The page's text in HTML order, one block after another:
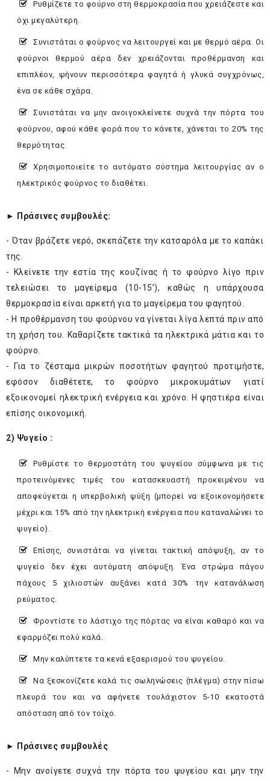
Ρυθμίζετε το φούρνο στη θερμοκρασία που χρειάζεστε και
όχι μεγαλύτερη.
Συνιστάται ο φούρνος να λειτουργεί και με θερμό αέρα. Οι
φούρνοι θερμού αέρα δεν χρειάζονται προθέρμανση και
επιπλέον, ψήνουν περισσότερα φαγητά ή γλυκά συγχρόνως,
ένα σε κάθε σχάρα.
Συνιστάται να μην ανοιγοκλείνετε συχνά την πόρτα του
φούρνου, αφού κάθε φορά που το κάνετε, χάνεται το 20% της
θερμότητας.
Χρησιμοποιείτε το αυτόματο σύστημα λειτουργίας αν ο
ηλεκτρικός φούρνος το διαθέτει.
► Πράσινες συμβουλές:
- Όταν βράζετε νερό, σκεπάζετε την κατσαρόλα με το καπάκι
της.
- Κλείνετε την εστία της κουζίνας ή το φούρνο λίγο πριν
τελειώσει το μαγείρεμα (10-15’), καθώς η υπάρχουσα
θερμοκρασία είναι αρκετή για το μαγείρεμα του φαγητού.
- Η προθέρμανση του φούρνου να γίνεται λίγα λεπτά πριν από
τη χρήση του. Καθαρίζετε τακτικά τα ηλεκτρικά μάτια και το
φούρνο.
- Για το ζέσταμα μικρών ποσοτήτων φαγητού προτιμήστε,
εφόσον διαθέτετε, το φούρνο μικροκυμάτων γιατί
εξοικονομεί ηλεκτρική ενέργεια και χρόνο. Η ψηστιέρα είναι
επίσης οικονομική.
2) Ψυγείο :
Ρυθμίστε το θερμοστάτη του ψυγείου σύμφωνα με τις
προτεινόμενες τιμές του κατασκευαστή προκειμένου να
αποφεύγεται η υπερβολική ψύξη (μπορεί να εξοικονομήσετε
μέχρι και 15% από την ηλεκτρική ενέργεια που καταναλώνει το
ψυγείο).
Επίσης, συνιστάται να γίνεται τακτική απόψυξη, αν το
ψυγείο δεν έχει αυτόματη απόψυξη. Ένα στρώμα πάγου
πάχους 5 χιλιοστών αυξάνει κατά 30% την κατανάλωση
ρεύματος.
Φροντίστε το λάστιχο της πόρτας να είναι καθαρό και να
εφαρμόζει πολύ καλά.
Μην καλύπτετε τα κενά εξαερισμού του ψυγείου.
Να ξεσκονίζετε καλά τις σωληνώσεις (πλέγμα) στην πίσω
πλευρά του και να αφήνετε τουλάχιστον 5-10 εκατοστά
απόσταση από τον τοίχο.
► Πράσινες συμβουλές
- Μην ανοίγετε συχνά την πόρτα του ψυγείου και μην την